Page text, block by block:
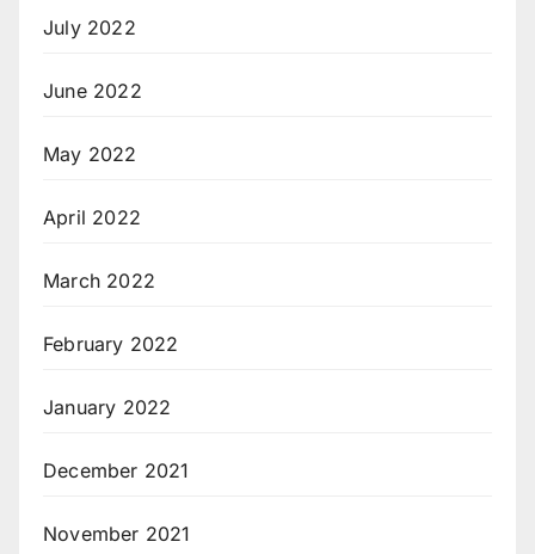
July 2022
June 2022
May 2022
April 2022
March 2022
February 2022
January 2022
December 2021
November 2021